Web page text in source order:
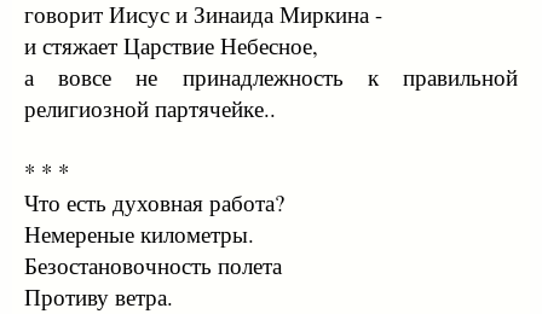
говорит Иисус и Зинаида Миркина -
и стяжает Царствие Небесное,
а вовсе не принадлежность к правильной
религиозной партячейке..
* * *
Что есть духовная работа?
Немереные километры.
Безостановочность полета
Противу ветра.